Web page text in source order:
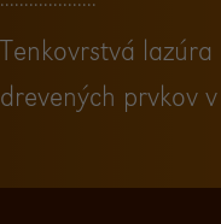
Tenkovrstvá
drevených prvkov